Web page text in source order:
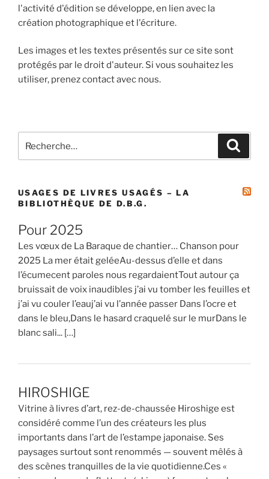
l'activité d'édition se développe, en lien avec la
création photographique et l'écriture.
Les images et les textes présentés sur ce site sont
protégés par le droit d'auteur. Si vous souhaitez les
utiliser, prenez contact avec nous.
pour
USAGES DE LIVRES USAGÉS – LA
BIBLIOTHÈQUE DE D.B.G.
Pour 2025
Les vœux de La Baraque de chantier… Chanson pour
2025 La mer était geléeAu-dessus d’elle et dans
l’écumecent paroles nous regardaientTout autour ça
bruissait de voix inaudibles j’ai vu tomber les feuilles et
j’ai vu couler l’eauj’ai vu l’année passer Dans l’ocre et
dans le bleu,Dans le hasard craquelé sur le murDans le
blanc sali... […]
HIROSHIGE
Vitrine à livres d’art, rez-de-chaussée Hiroshige est
considéré comme l’un des créateurs les plus
importants dans l’art de l’estampe japonaise. Ses
paysages surtout sont renommés — souvent mêlés à
des scènes tranquilles de la vie quotidienne.Ces «